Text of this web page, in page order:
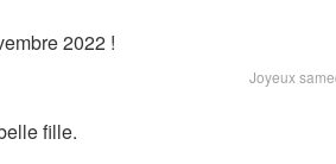
Joyeux
fille.